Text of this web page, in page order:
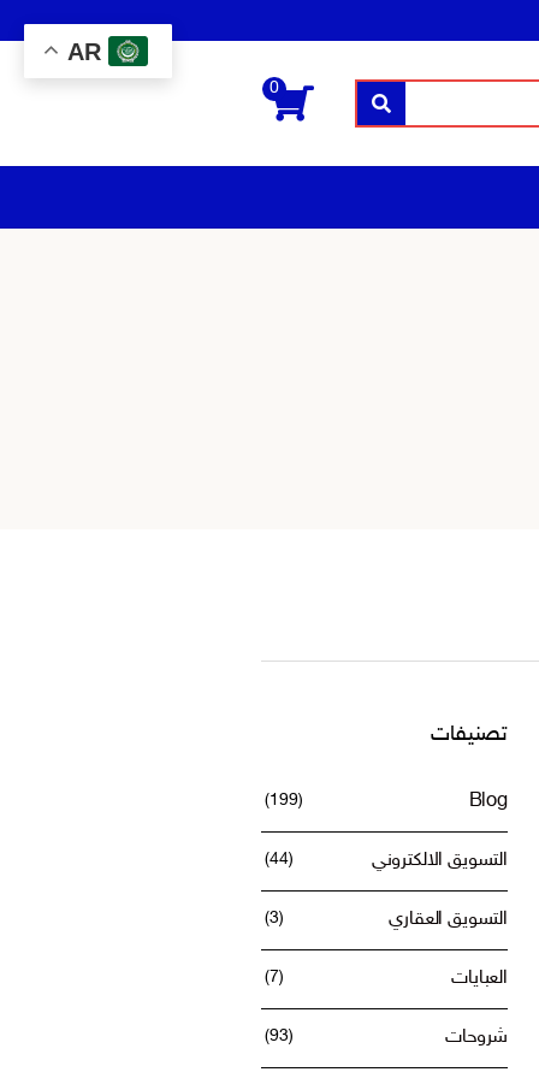
بحث
0
تصنيفات
Blog
(199)
التسويق الالكتروني (44)
التسويق العقاري (3)
العبايات (7)
شروحات (93)
AR